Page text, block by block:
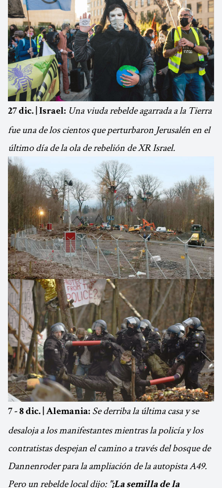
27 dic. | Israel: Una viuda rebelde agarrada a la Tierra
fue una de los cientos que perturbaron Jerusalén en el
último día de la ola de rebelión de XR Israel.
7 - 8 dic. | Alemania: Se derriba la última casa y se
desaloja a los manifestantes mientras la policía y los
contratistas despejan el camino a través del bosque de
Dannenroder para la ampliación de la autopista A49.
Pero un rebelde local dijo: "¡La semilla de la